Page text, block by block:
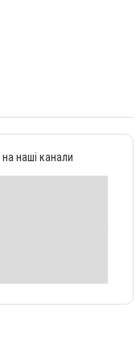
наші канали